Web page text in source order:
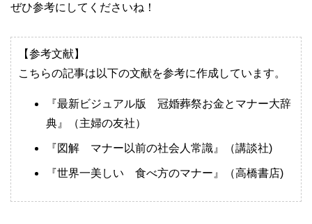
ぜひ参考にしてくださいね！
【参考文献】
こちらの記事は以下の文献を参考に作成しています。
『最新ビジュアル版 冠婚葬祭お金とマナー大辞
典』（主婦の友社）
『図解 マナー以前の社会人常識』（講談社)
『世界一美しい 食べ方のマナー』（高橋書店)